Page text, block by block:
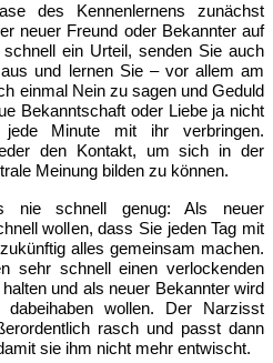
des Kennenlernens zunächst
neuer Freund oder Bekannter auf
ein Urteil, senden Sie auch
und lernen Sie – vor allem am
einmal Nein zu sagen und Geduld
Bekanntschaft oder Liebe ja nicht
Minute mit ihr verbringen.
den Kontakt, um sich in der
Meinung bilden zu können.
nie schnell genug: Als neuer
wollen, dass Sie jeden Tag mit
alles gemeinsam machen.
sehr schnell einen verlockenden
und als neuer Bekannter wird
wollen. Der Narzisst
rasch und passt dann
sie ihm nicht mehr entwischt.